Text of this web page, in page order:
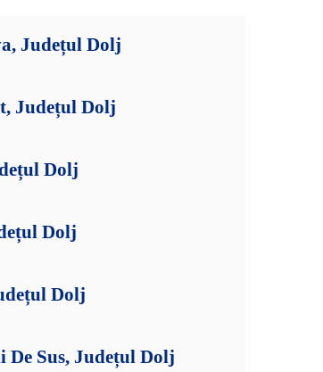
Județul Dolj
Județul Dolj
Dolj
Dolj
Dolj
Sus, Județul Dolj